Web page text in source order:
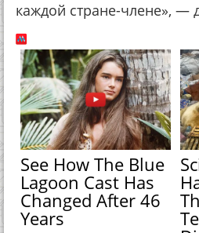
каждой стране-члене», —
See How The Blue
Lagoon Cast Has
Changed After 46
Years